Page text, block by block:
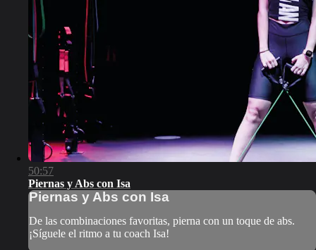
50:57
Piernas y Abs con Isa
Piernas y Abs con Isa
De las combinaciones favoritas, pierna con un toque de abs.
¡Síguele el ritmo a tu coach Isa!